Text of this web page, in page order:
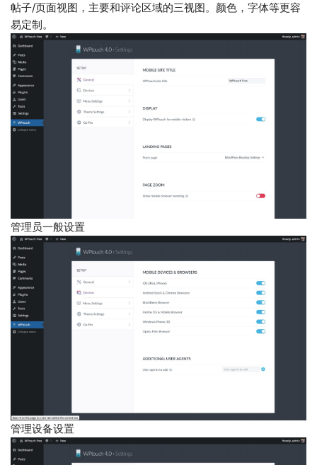
帖子/页面视图，主要和评论区域的三视图。颜色，字体等更容
易定制。
管理员一般设置
管理设备设置